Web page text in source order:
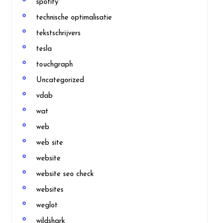
spotify
technische optimalisatie
tekstschrijvers
tesla
touchgraph
Uncategorized
vdab
wat
web
web site
website
website seo check
websites
weglot
wildshark